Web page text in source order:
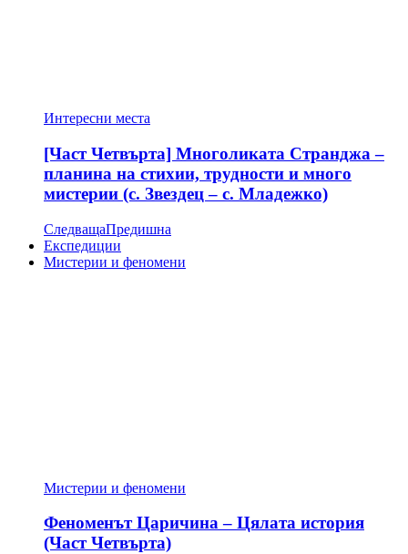
Интересни места
[Част Четвърта] Многоликата Странджа –
планина на стихии, трудности и много
мистерии (с. Звездец – с. Младежко)
СледващаПредишна
Експедиции
Мистерии и феномени
Мистерии и феномени
Феноменът Царичина – Цялата история
(Част Четвърта)